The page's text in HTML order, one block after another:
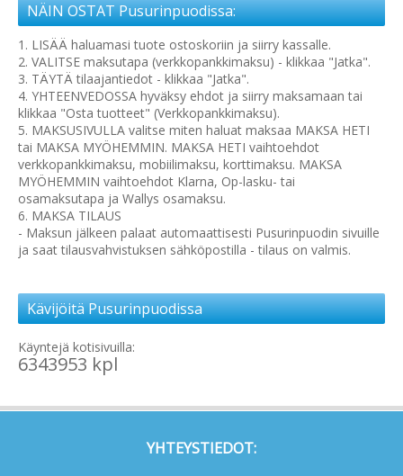
NÄIN OSTAT Pusurinpuodissa:
1. LISÄÄ haluamasi tuote ostoskoriin ja siirry kassalle.
2. VALITSE maksutapa (verkkopankkimaksu) - klikkaa "Jatka".
3. TÄYTÄ tilaajantiedot - klikkaa "Jatka".
4. YHTEENVEDOSSA hyväksy ehdot ja siirry maksamaan tai
klikkaa "Osta tuotteet" (Verkkopankkimaksu).
5. MAKSUSIVULLA valitse miten haluat maksaa MAKSA HETI
tai MAKSA MYÖHEMMIN. MAKSA HETI vaihtoehdot
verkkopankkimaksu, mobiilimaksu, korttimaksu. MAKSA
MYÖHEMMIN vaihtoehdot Klarna, Op-lasku- tai
osamaksutapa ja Wallys osamaksu.
6. MAKSA TILAUS
- Maksun jälkeen palaat automaattisesti Pusurinpuodin sivuille
ja saat tilausvahvistuksen sähköpostilla - tilaus on valmis.
Kävijöitä Pusurinpuodissa
Käyntejä kotisivuilla:
6343953 kpl
YHTEYSTIEDOT: